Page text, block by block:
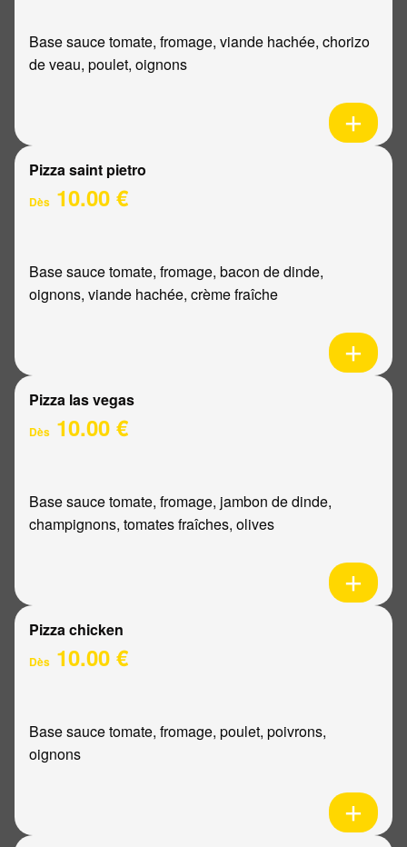
Base sauce tomate, fromage, viande hachée, chorizo
de veau, poulet, oignons
Pizza saint pietro
Dès 10.00 €
Base sauce tomate, fromage, bacon de dinde,
oignons, viande hachée, crème fraîche
Pizza las vegas
Dès 10.00 €
Base sauce tomate, fromage, jambon de dinde,
champignons, tomates fraîches, olives
Pizza chicken
Dès 10.00 €
Base sauce tomate, fromage, poulet, poivrons,
oignons